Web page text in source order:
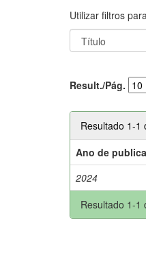
Utilizar filtros
Result./Pág.
Resultado 1-1
Ano de
2024
Resultado 1-1